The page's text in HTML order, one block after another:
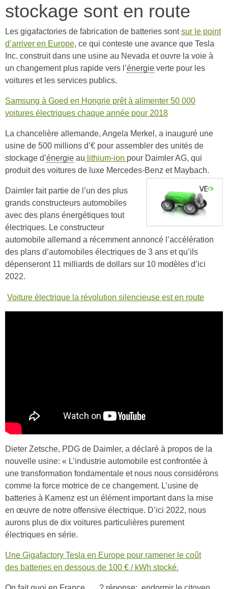
stockage sont en route
Les gigafactories de fabrication de batteries sontsur le point
d’arriver en Europe, ce qui conteste une avance que Tesla
Inc. construit dans une usine au Nevada et ouvre la voie à
un changement plus rapide vers l’énergie verte pour les
voitures et les services publics.
Samsung à Goed en Hongrie prêt à alimenter 50 000
voitures électriques chaque année pour 2018
La chancelière allemande, Angela Merkel, a inauguré une
usine de 500 millions d’€ pour assembler des unités de
stockage d’énergie au lithium-ion pour Daimler AG, qui
produit des voitures de luxe Mercedes-Benz et Maybach.
Daimler fait partie de l’un des plus
grands constructeurs automobiles
avec des plans énergétiques tout
électriques. Le constructeur
automobile allemand a récemment annoncé l’accélération
des plans d’automobiles électriques de 3 ans et qu’ils
dépenseront 11 milliards de dollars sur 10 modèles d’ici
2022.
Voiture électrique la révolution silencieuse est en route
Dieter Zetsche, PDG de Daimler, a déclaré à propos de la
nouvelle usine: « L’industrie automobile est confrontée à
une transformation fondamentale et nous nous considérons
comme la force motrice de ce changement. L’usine de
batteries à Kamenz est un élément important dans la mise
en œuvre de notre offensive électrique. D’ici 2022, nous
aurons plus de dix voitures particulières purement
électriques en série.
Une Gigafactory Tesla en Europe pour ramener le coût
des batteries en dessous de 100 € / kWh stocké.